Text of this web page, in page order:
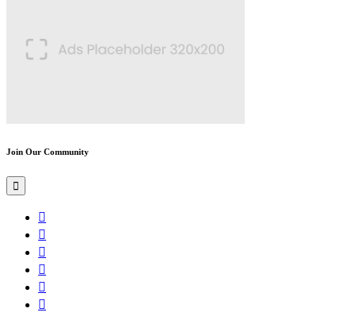
Join Our Community